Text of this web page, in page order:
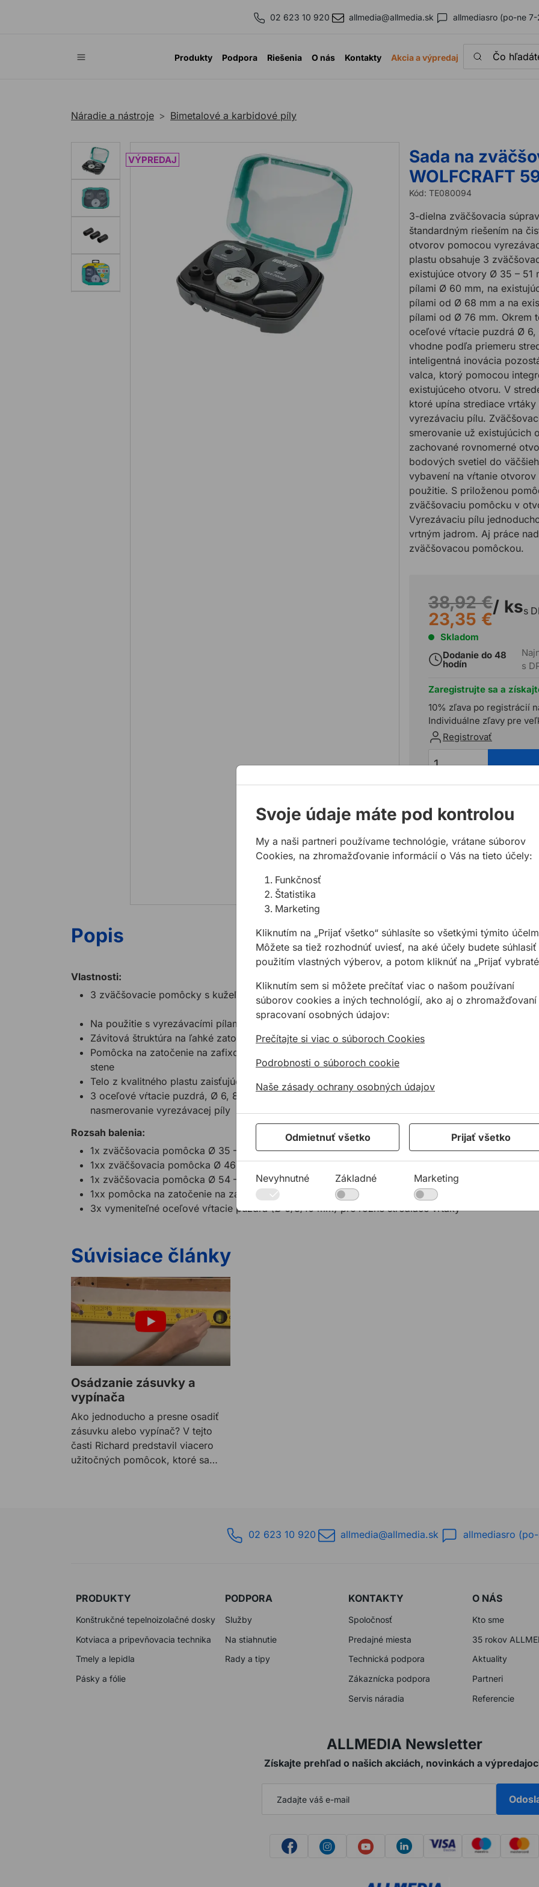
02 623 10 920 allmedia@allmedia.sk allmediasro (po-ne
Produkty Podpora Riešenia O nás Kontakty Akcia a výpredaj
Čo hľadáte?
Náradie a nástroje Bimetalové a karbidové píly
Sada na
WOLFCRAFT
Kód: TE080094
3-dielna zväčšovacia
štandardným riešením na
otvorov pomocou
plastu obsahuje 3
existujúce otvory Ø 35 – 51
pílami Ø 60 mm, na
pílami od Ø 68 mm a na
pílami od Ø 76 mm. Okrem
oceľové vŕtacie puzdrá Ø 6,
vhodne podľa priemeru
inteligentná inovácia
valca, ktorý pomocou
existujúceho otvoru. V
ktoré upína strediace
vyrezávaciu pílu.
smerovanie už existujúcich
zachované rovnomerné
bodových svetiel do
vybavení na vŕtanie
použitie. S priloženou
zväčšovaciu pomôcku v
Vyrezávaciu pílu
vrtným jadrom. Aj práce
zväčšovacou pomôckou.
38,92 €
23,35 €
/ kss
Skladom
Dodanie do 48
hodín
s
Zaregistrujte sa a
10% zľava po registrácií
Individuálne zľavy pre
Registrovať
Potrebujete poradiť?
02 623 109 20
allmedia@allmedia.sk
Popis
Vlastnosti:
3 zväčšovacie pomôcky s kužeľovitou valcovou geometriou, vhodné na otvory Ø 35 – 70 mm
Na použitie s vyrezávacími pílami od Ø 60 mm
Závitová štruktúra na ľahké zatočenie do existujúcich otvorov
Pomôcka na zatočenie na zafixovanie v otvore zaisťujúca bezpečnú prácu nad hlavou a na
stene
Telo z kvalitného plastu zaisťujúceho dlhú životnosť
3 oceľové vŕtacie puzdrá, Ø 6, 8, 10 mm, na vedenie strediaceho vrtáka a vystredené
nasmerovanie vyrezávacej píly
Rozsah balenia:
1x zväčšovacia pomôcka Ø 35 – 51 mm, vyrezávacia píla min. Ø 60 mm
1xx zväčšovacia pomôcka Ø 46 – 62 mm, vyrezávacia píla min. Ø 68 mm
1x zväčšovacia pomôcka Ø 54 – 70 mm, vyrezávacia píla min. Ø 76 mm
1xx pomôcka na zatočenie na zafixovanie v otvore
3x vymeniteľné oceľové vŕtacie puzdrá (Ø 6/8/10 mm) pre rôzne strediace vrtáky
Súvisiace články
Osádzanie zásuvky a
vypínača
Ako jednoducho a presne osadiť
zásuvku alebo vypínač? V tejto
časti Richard predstavil viacero
užitočných pomôcok, ktoré sa
02 623 10 920 allmedia@allmedia.sk allmediasro
PRODUKTY
Konštrukčné tepelnoizolačné dosky
Kotviaca a pripevňovacia technika
Tmely a lepidla
Pásky a fólie
PODPORA
Služby
Na stiahnutie
Rady a tipy
KONTAKTY
Spoločnosť
Predajné miesta
Technická podpora
Zákaznícka podpora
Servis náradia
O NÁS
Kto sme
35 rokov
Aktuality
Partneri
Referencie
ALLMEDIA Newsletter
Získajte prehľad o našich akciách, novinkách a
Svoje údaje máte pod kontrolou
My a naši partneri používame technológie, vrátane súborov
Cookies, na zhromažďovanie informácií o Vás na tieto účely:
Funkčnosť
Štatistika
Marketing
Kliknutím na „Prijať všetko“ súhlasíte so všetkými týmito
Môžete sa tiež rozhodnúť uviesť, na aké účely budete súhlasiť
použitím vlastných výberov, a potom kliknúť na „Prijať
Kliknutím sem si môžete prečítať viac o našom používaní
súborov cookies a iných technológií, ako aj o zhromažďovaní
spracovaní osobných údajov:
Prečítajte si viac o súboroch Cookies
Podrobnosti o súboroch cookie
Naše zásady ochrany osobných údajov
Odmietnuť všetko Prijať všetko
Nevyhnutné Základné Marketing